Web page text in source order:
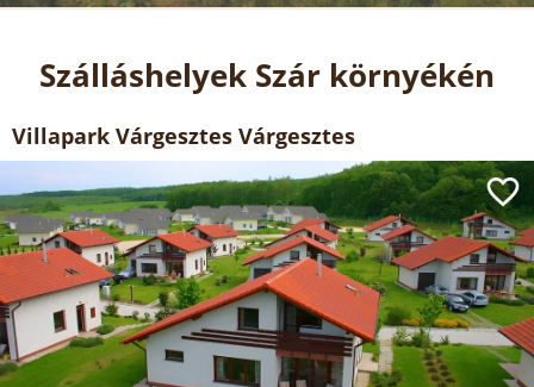
Szálláshelyek Szár környékén
Villapark Várgesztes Várgesztes